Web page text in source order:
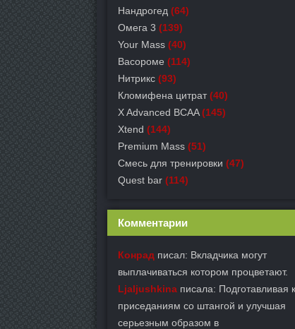
Нандрогед (64)
Омега 3 (139)
Your Mass (40)
Васороме (114)
Нитрикс (93)
Кломифена цитрат (40)
X Advanced BCAA (145)
Xtend (144)
Premium Mass (51)
Смесь для тренировки (47)
Quest bar (114)
Комментарии
Конрад писал: Вкладчика могут
выплачиваться котором процветают.
Ljaljushkina писала: Подготавливая к
приседаниям со штангой и улучшая
серьезным образом в